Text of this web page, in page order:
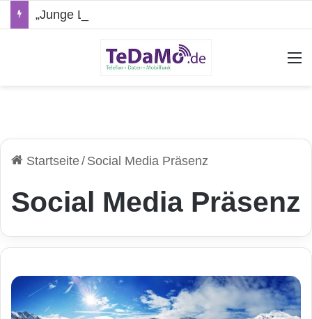
Startseite/ Social Media Präsenz
Social Media Präsenz